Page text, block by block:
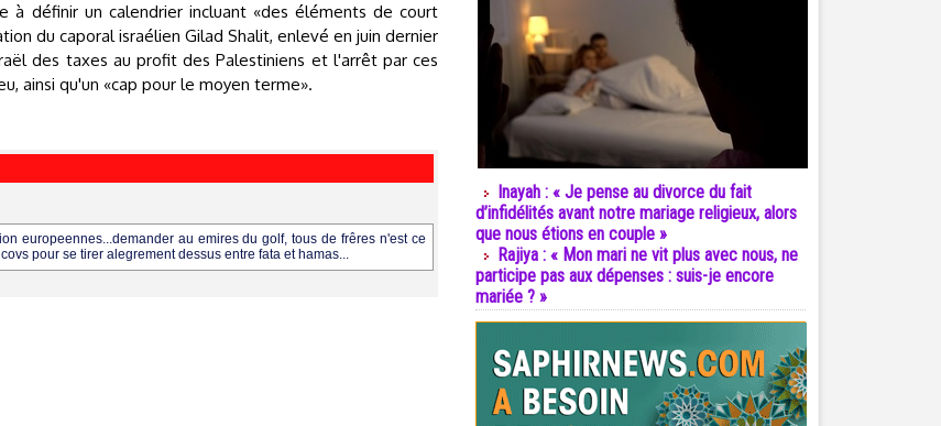
à définir un calendrier incluant «des éléments de court
du caporal israélien Gilad Shalit, enlevé en juin dernier
des taxes au profit des Palestiniens et l'arrêt par ces
ainsi qu'un «cap pour le moyen terme».
europeennes...demander au emires du golf, tous de frêres n'est ce
pour se tirer alegrement dessus entre fata et hamas...
Inayah : « Je pense au divorce du fait
d’infidélités avant notre mariage religieux, alors
que nous étions en couple »
Rajiya : « Mon mari ne vit plus avec nous, ne
participe pas aux dépenses : suis-je encore
mariée ? »